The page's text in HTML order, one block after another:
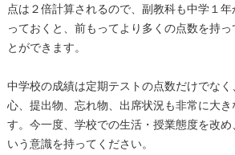
点は２倍計算されるので、副教科も中学１
っておくと、前もってより多くの点数を持
とができます。
中学校の成績は定期テストの点数だけでな
心、提出物、忘れ物、出席状況も非常に大
す。今一度、学校での生活・授業態度を改
いう意識を持ってください。